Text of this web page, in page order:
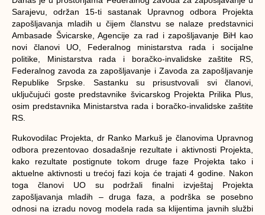
Sarajevu, održan 15-ti sastanak Upravnog odbora Projekta
zapošljavanja mladih u čijem članstvu se nalaze predstavnici
Ambasade Švicarske, Agencije za rad i zapošljavanje BiH kao
novi članovi UO, Federalnog ministarstva rada i socijalne
politike, Ministarstva rada i boračko-invalidske zaštite RS,
Federalnog zavoda za zapošljavanje i Zavoda za zapošljavanje
Republike Srpske. Sastanku su prisustvovali svi članovi,
uključujući goste predstavnike švicarskog Projekta Prilika Plus,
osim predstavnika Ministarstva rada i boračko-invalidske zaštite
RS.
Rukovodilac Projekta, dr Ranko Markuš je članovima Upravnog
odbora prezentovao dosadašnje rezultate i aktivnosti Projekta,
kako rezultate postignute tokom druge faze Projekta tako i
aktuelne aktivnosti u trećoj fazi koja će trajati 4 godine. Nakon
toga članovi UO su podržali finalni izvještaj Projekta
zapošljavanja mladih – druga faza, a podrška se posebno
odnosi na izradu novog modela rada sa klijentima javnih službi